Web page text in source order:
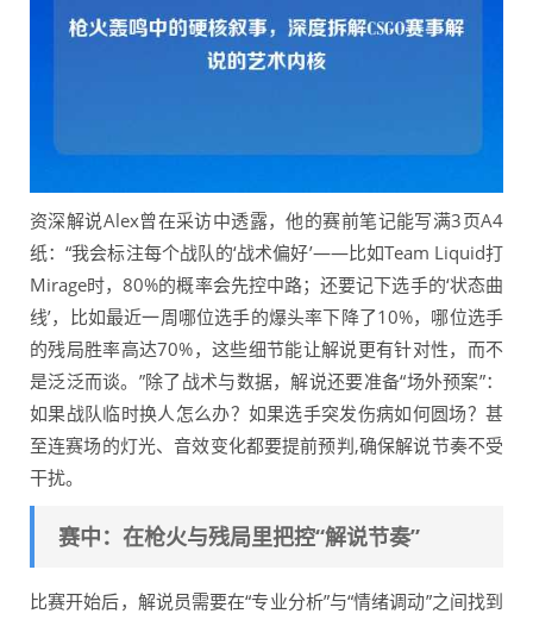
资深解说Alex曾在采访中透露，他的赛前笔记能写满3页A4
纸：“我会标注每个战队的‘战术偏好’——比如Team Liquid打
Mirage时，80%的概率会先控中路；还要记下选手的‘状态曲
线’，比如最近一周哪位选手的爆头率下降了10%，哪位选手
的残局胜率高达70%，这些细节能让解说更有针对性，而不
是泛泛而谈。”除了战术与数据，解说还要准备“场外预案”：
如果战队临时换人怎么办？如果选手突发伤病如何圆场？甚
至连赛场的灯光、音效变化都要提前预判,确保解说节奏不受
干扰。
赛中：在枪火与残局里把控“解说节奏”
比赛开始后，解说员需要在“专业分析”与“情绪调动”之间找到